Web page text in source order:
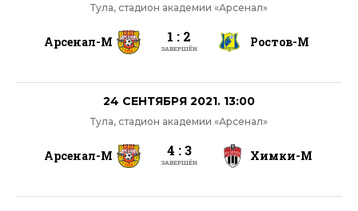
Тула, стадион академии «Арсенал»
Арсенал-М 1 : 2
ЗАВЕРШЁН Ростов-М
24 СЕНТЯБРЯ 2021. 13:00
Тула, стадион академии «Арсенал»
Арсенал-М 4 : 3
ЗАВЕРШЁН Химки-М